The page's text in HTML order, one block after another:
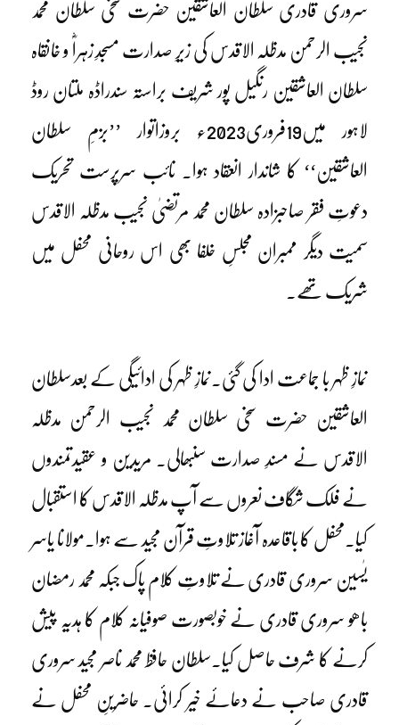
سروری قادری سلطان العاشقین حضرت سخی سلطان محمد
نجیب الرحمن مدظلہ الاقدس کی زیرِ صدارت مسجدِ زہراؓ و خانقاہ
سلطان العاشقین رنگیل پور شریف براستہ سندراڈہ ملتان روڈ
لاہور میں19فروری2023ء بروزاتوار ’’بزمِ سلطان
العاشقین‘‘ کا شاندار انعقاد ہوا۔ نائب سرپرست تحریک
دعوتِ فقر صاحبزادہ سلطان محمد مرتضیٰ نجیب مدظلہ الاقدس
سمیت دیگر ممبران مجلسِ خلفا بھی اس روحانی محفل میں
شریک تھے۔
نمازِ ظہر با جماعت ادا کی گئی۔نمازِ ظہر کی ادائیگی کے بعدسلطان
العاشقین حضرت سخی سلطان محمد نجیب الرحمن مدظلہ
الاقدس نے مسندِ صدارت سنبھالی۔ مریدین و عقیدتمندوں
نے فلک شگاف نعروں سے آپ مدظلہ الاقدس کا استقبال
کیا۔محفل کا باقاعدہ آغاز تلاوتِ قرآن مجید سے ہوا۔مولانا یاسر
یٰسین سروری قادری نے تلاوتِ کلام پاک جبکہ محمد رمضان
باھو سروری قادری نے خوبصورت صوفیانہ کلام کا ہدیہ پیش
کرنے کا شرف حاصل کیا۔سلطان حافظ محمد ناصر مجید سروری
قادری صاحب نے دعائے خیر کرائی۔ حاضرینِ محفل نے